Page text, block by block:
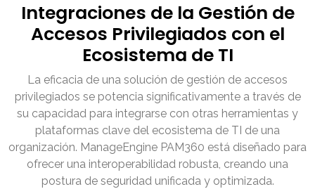
Integraciones de la Gestión de
Accesos Privilegiados con el
Ecosistema de TI
La eficacia de una solución de gestión de accesos
privilegiados se potencia significativamente a través de
su capacidad para integrarse con otras herramientas y
plataformas clave del ecosistema de TI de una
organización. ManageEngine PAM360 está diseñado para
ofrecer una interoperabilidad robusta, creando una
postura de seguridad unificada y optimizada.